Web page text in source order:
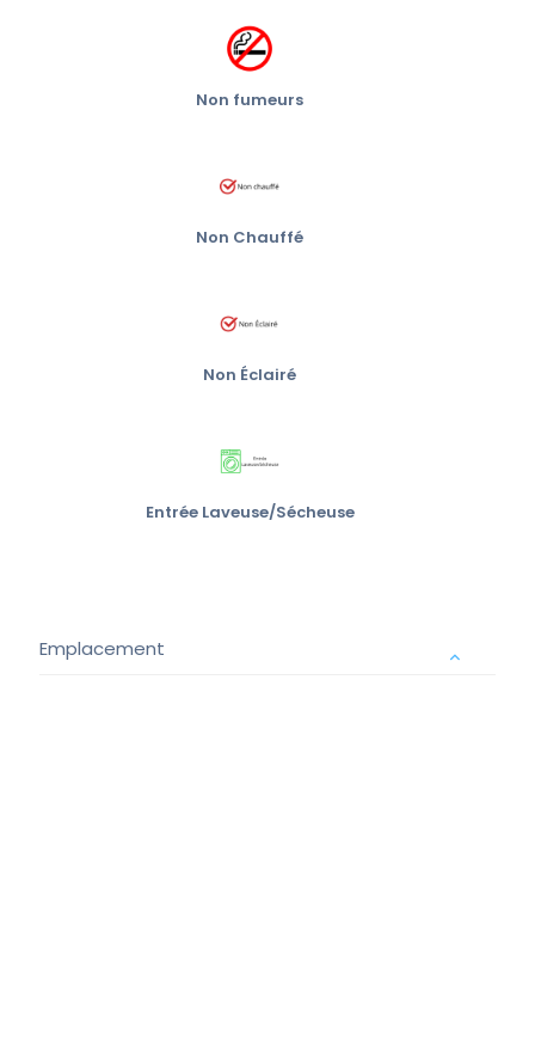
Non fumeurs
Non Chauffé
Non Éclairé
Entrée Laveuse/Sécheuse
Emplacement